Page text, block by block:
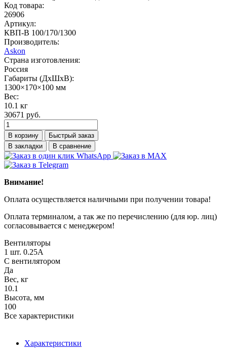
Код товара:
26906
Артикул:
КВП-В 100/170/1300
Производитель:
Askon
Страна изготовления:
Россия
Габариты (ДхШхВ):
1300×170×100 мм
Вес:
10.1 кг
30671 руб.
В корзину
Быстрый заказ
В закладки
В сравнение
Внимание!
Оплата осуществляется наличными при получении товара!
Оплата терминалом, а так же по перечислению (для юр. лиц)
согласовывается с менеджером!
Вентиляторы
1 шт. 0.25А
С вентилятором
Да
Вес, кг
10.1
Высота, мм
100
Все характеристики
Характеристики